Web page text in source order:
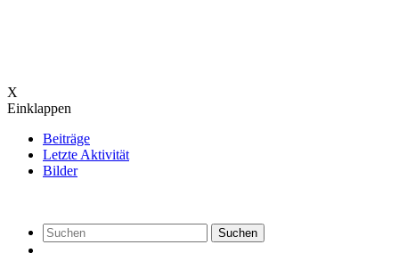
X
Einklappen
Beiträge
Letzte Aktivität
Bilder
Suchen